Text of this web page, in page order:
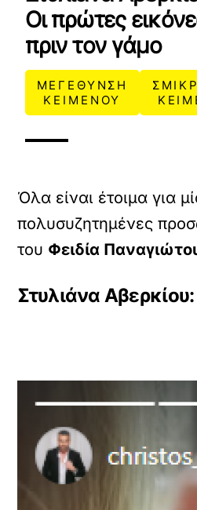
Οι πρώτες
πριν τον γάμο
ΜΕΓΕΘΥΝΣΗ
ΚΕΙΜΕΝΟΥ
Όλα είναι έτοιμα για
πολυσυζητημένες
του Φειδία
Στυλιάνα Αβερκίου: